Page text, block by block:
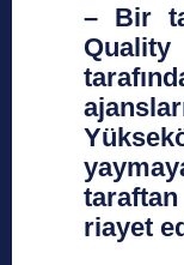
– Bir
riayet